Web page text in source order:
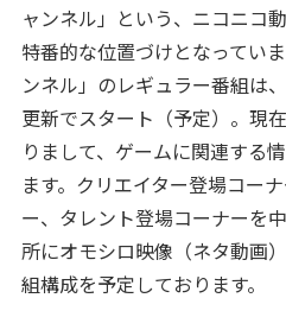
ャンネル」という、ニコニコ
特番的な位置づけとなってい
ンネル」のレギュラー番組は
更新でスタート（予定）。現
りまして、ゲームに関連する
ます。クリエイター登場コー
ー、タレント登場コーナーを
所にオモシロ映像（ネタ動画
組構成を予定しております。